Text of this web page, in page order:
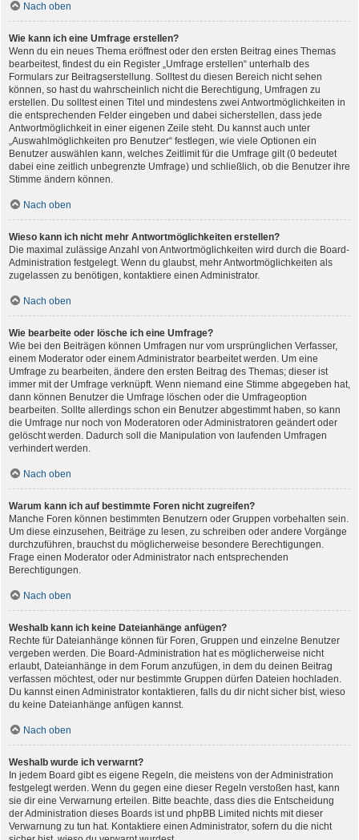
Nach oben
Wie kann ich eine Umfrage erstellen?
Wenn du ein neues Thema eröffnest oder den ersten Beitrag eines Themas
bearbeitest, findest du ein Register „Umfrage erstellen“ unterhalb des
Formulars zur Beitragserstellung. Solltest du diesen Bereich nicht sehen
können, so hast du wahrscheinlich nicht die Berechtigung, Umfragen zu
erstellen. Du solltest einen Titel und mindestens zwei Antwortmöglichkeiten in
die entsprechenden Felder eingeben und dabei sicherstellen, dass jede
Antwortmöglichkeit in einer eigenen Zeile steht. Du kannst auch unter
„Auswahlmöglichkeiten pro Benutzer“ festlegen, wie viele Optionen ein
Benutzer auswählen kann, welches Zeitlimit für die Umfrage gilt (0 bedeutet
dabei eine zeitlich unbegrenzte Umfrage) und schließlich, ob die Benutzer ihre
Stimme ändern können.
Nach oben
Wieso kann ich nicht mehr Antwortmöglichkeiten erstellen?
Die maximal zulässige Anzahl von Antwortmöglichkeiten wird durch die Board-
Administration festgelegt. Wenn du glaubst, mehr Antwortmöglichkeiten als
zugelassen zu benötigen, kontaktiere einen Administrator.
Nach oben
Wie bearbeite oder lösche ich eine Umfrage?
Wie bei den Beiträgen können Umfragen nur vom ursprünglichen Verfasser,
einem Moderator oder einem Administrator bearbeitet werden. Um eine
Umfrage zu bearbeiten, ändere den ersten Beitrag des Themas; dieser ist
immer mit der Umfrage verknüpft. Wenn niemand eine Stimme abgegeben hat,
dann können Benutzer die Umfrage löschen oder die Umfrageoption
bearbeiten. Sollte allerdings schon ein Benutzer abgestimmt haben, so kann
die Umfrage nur noch von Moderatoren oder Administratoren geändert oder
gelöscht werden. Dadurch soll die Manipulation von laufenden Umfragen
verhindert werden.
Nach oben
Warum kann ich auf bestimmte Foren nicht zugreifen?
Manche Foren können bestimmten Benutzern oder Gruppen vorbehalten sein.
Um diese einzusehen, Beiträge zu lesen, zu schreiben oder andere Vorgänge
durchzuführen, brauchst du möglicherweise besondere Berechtigungen.
Frage einen Moderator oder Administrator nach entsprechenden
Berechtigungen.
Nach oben
Weshalb kann ich keine Dateianhänge anfügen?
Rechte für Dateianhänge können für Foren, Gruppen und einzelne Benutzer
vergeben werden. Die Board-Administration hat es möglicherweise nicht
erlaubt, Dateianhänge in dem Forum anzufügen, in dem du deinen Beitrag
verfassen möchtest, oder nur bestimmte Gruppen dürfen Dateien hochladen.
Du kannst einen Administrator kontaktieren, falls du dir nicht sicher bist, wieso
du keine Dateianhänge anfügen kannst.
Nach oben
Weshalb wurde ich verwarnt?
In jedem Board gibt es eigene Regeln, die meistens von der Administration
festgelegt werden. Wenn du gegen eine dieser Regeln verstoßen hast, kann
sie dir eine Verwarnung erteilen. Bitte beachte, dass dies die Entscheidung
der Administration dieses Boards ist und phpBB Limited nichts mit dieser
Verwarnung zu tun hat. Kontaktiere einen Administrator, sofern du die nicht